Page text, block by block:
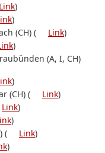
Link)
)
(CH) ( Link)
)
(A, I, CH)
)
(CH) ( Link)
Link)
)
( Link)
)